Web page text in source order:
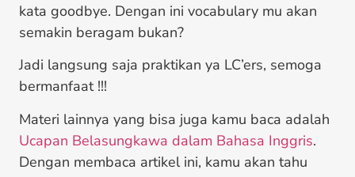
kata goodbye. Dengan ini vocabulary mu akan
semakin beragam bukan?
Jadi langsung saja praktikan ya LC’ers, semoga
bermanfaat !!!
Materi lainnya yang bisa juga kamu baca adalah
Ucapan Belasungkawa dalam Bahasa Inggris.
Dengan membaca artikel ini, kamu akan tahu